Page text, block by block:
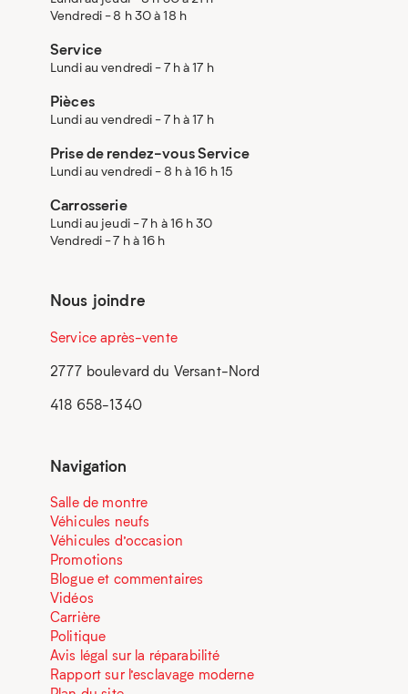
Vendredi - 8 h 30 à 18 h
Service
Lundi au vendredi - 7 h à 17 h
Pièces
Lundi au vendredi - 7 h à 17 h
Prise de rendez-vous Service
Lundi au vendredi - 8 h à 16 h 15
Carrosserie
Lundi au jeudi - 7 h à 16 h 30
Vendredi - 7 h à 16 h
Nous joindre
Service après-vente
2777 boulevard du Versant-Nord
418 658-1340
Navigation
Salle de montre
Véhicules neufs
Véhicules d’occasion
Promotions
Blogue et commentaires
Vidéos
Carrière
Politique
Avis légal sur la réparabilité
Rapport sur l’esclavage moderne